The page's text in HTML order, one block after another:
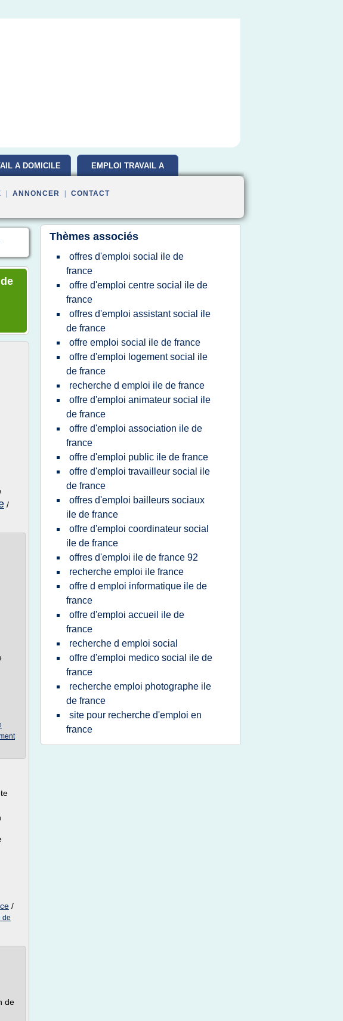
A DOMICILE EMPLOI TRAVAIL A
ANNONCER CONTACT
/
/
de
de
Thèmes associés
offres d'emploi social ile de
france
offre d'emploi centre social ile de
france
offres d'emploi assistant social ile
de france
offre emploi social ile de france
offre d'emploi logement social ile
de france
recherche d emploi ile de france
offre d'emploi animateur social ile
de france
offre d'emploi association ile de
france
offre d'emploi public ile de france
offre d'emploi travailleur social ile
de france
offres d'emploi bailleurs sociaux
ile de france
offre d'emploi coordinateur social
ile de france
offres d'emploi ile de france 92
recherche emploi ile france
offre d emploi informatique ile de
france
offre d'emploi accueil ile de
france
recherche d emploi social
offre d'emploi medico social ile de
france
recherche emploi photographe ile
de france
site pour recherche d'emploi en
france